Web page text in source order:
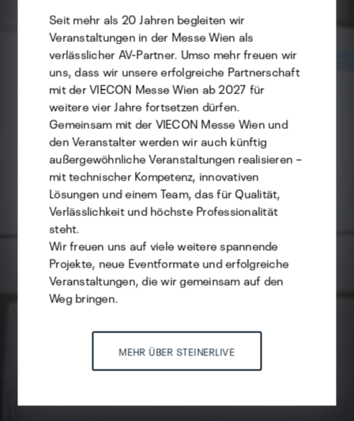
welche Sie davon zulassen möchten.
Technisch
Statistik
Marketing
Auswahl speichern
Seit mehr als 20 Jahren begleiten wir
Veranstaltungen in der Messe Wien als
verlässlicher AV-Partner. Umso mehr freuen wir
uns, dass wir unsere erfolgreiche Partnerschaft
mit der VIECON Messe Wien ab 2027 für
weitere vier Jahre fortsetzen dürfen.
Gemeinsam mit der VIECON Messe Wien und
den Veranstalter werden wir auch künftig
außergewöhnliche Veranstaltungen realisieren –
mit technischer Kompetenz, innovativen
Lösungen und einem Team, das für Qualität,
Verlässlichkeit und höchste Professionalität
steht.
Wir freuen uns auf viele weitere spannende
Projekte, neue Eventformate und erfolgreiche
Veranstaltungen, die wir gemeinsam auf den
Weg bringen.
MEHR ÜBER STEINERLIVE